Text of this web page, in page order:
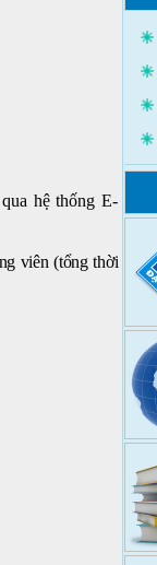
hệ thống E-
viên (tổng thời